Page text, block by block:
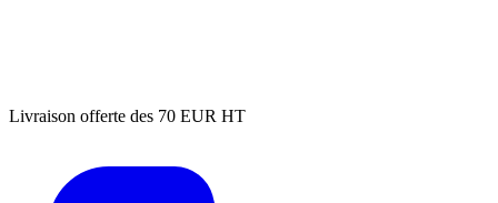
Livraison offerte des 70 EUR HT